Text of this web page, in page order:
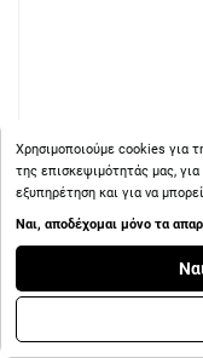
La Roche Posay
Χρησιμοποιούμε cookies για
της επισκεψιμότητάς μας,
εξυπηρέτηση και για να
Ναι, αποδέχομαι μόνο τα